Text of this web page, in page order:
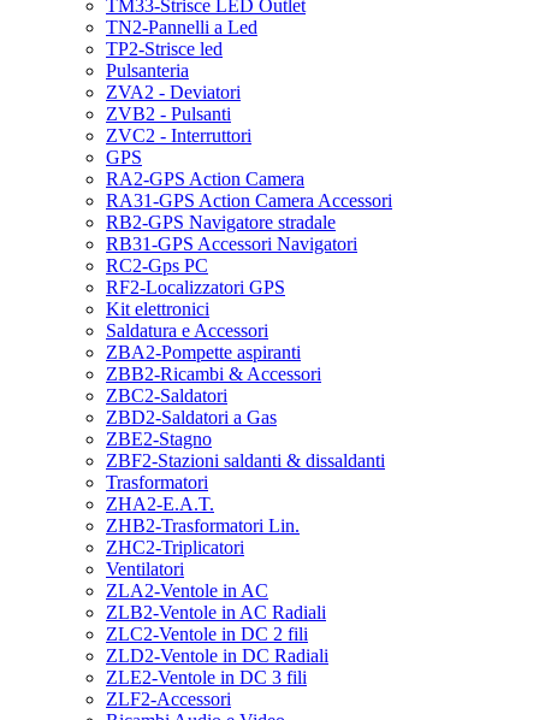
TM33-Strisce LED Outlet
TN2-Pannelli a Led
TP2-Strisce led
Pulsanteria
ZVA2 - Deviatori
ZVB2 - Pulsanti
ZVC2 - Interruttori
GPS
RA2-GPS Action Camera
RA31-GPS Action Camera Accessori
RB2-GPS Navigatore stradale
RB31-GPS Accessori Navigatori
RC2-Gps PC
RF2-Localizzatori GPS
Kit elettronici
Saldatura e Accessori
ZBA2-Pompette aspiranti
ZBB2-Ricambi & Accessori
ZBC2-Saldatori
ZBD2-Saldatori a Gas
ZBE2-Stagno
ZBF2-Stazioni saldanti & dissaldanti
Trasformatori
ZHA2-E.A.T.
ZHB2-Trasformatori Lin.
ZHC2-Triplicatori
Ventilatori
ZLA2-Ventole in AC
ZLB2-Ventole in AC Radiali
ZLC2-Ventole in DC 2 fili
ZLD2-Ventole in DC Radiali
ZLE2-Ventole in DC 3 fili
ZLF2-Accessori